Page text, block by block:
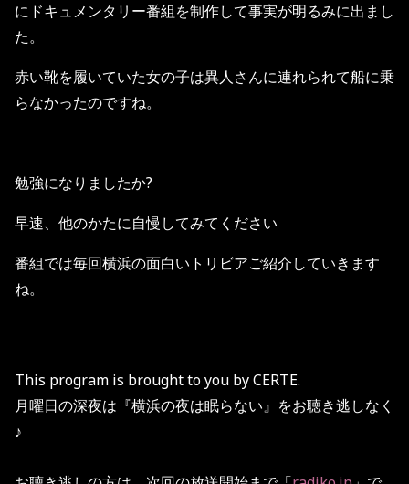
にドキュメンタリー番組を制作して事実が明るみに出まし
た。
赤い靴を履いていた女の子は異人さんに連れられて船に乗
らなかったのですね。
勉強になりましたか?
早速、他のかたに自慢してみてください
番組では毎回横浜の面白いトリビアご紹介していきます
ね。
This program is brought to you by CERTE.
月曜日の深夜は『横浜の夜は眠らない』をお聴き逃しなく
♪